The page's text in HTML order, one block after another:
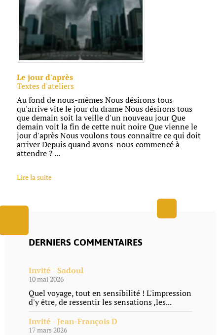
Le jour d'après
Textes d'ateliers
Au fond de nous-mêmes Nous désirons tous
qu'arrive vite le jour du drame Nous désirons tous
que demain soit la veille d'un nouveau jour Que
demain voit la fin de cette nuit noire Que vienne le
jour d'après Nous voulons tous connaître ce qui doit
arriver Depuis quand avons-nous commencé à
attendre ? ...
Lire la suite
DERNIERS COMMENTAIRES
Invité - Sadoul
10 mai 2026
Quel voyage, tout en sensibilité ! L'impression
d'y être, de ressentir les sensations ,les...
Invité - Jean-François D
17 mars 2026